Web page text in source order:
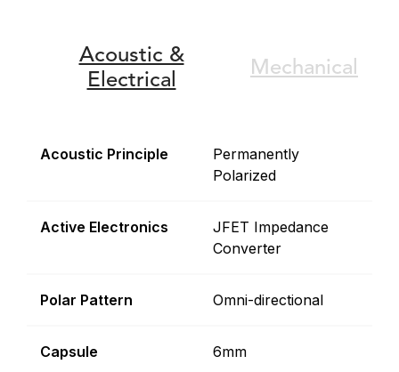
Acoustic &
Electrical
Mechanical
Acoustic Principle
Permanently
Polarized
Active Electronics
JFET Impedance
Converter
Polar Pattern Omni-directional
Capsule 6mm